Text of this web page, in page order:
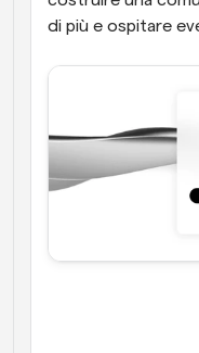
di più e ospitare